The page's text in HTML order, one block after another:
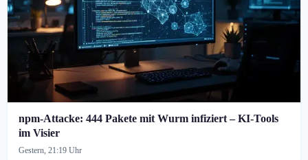
npm-Attacke: 444 Pakete mit Wurm infiziert – KI-Tools
im Visier
Gestern, 21:19 Uhr